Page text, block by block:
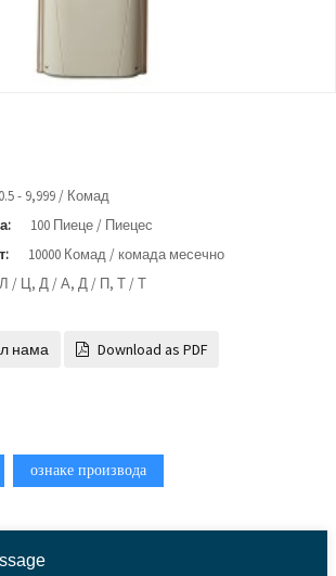
- 9,999 / Комад
100 Пиеце / Пиецес
10000 Комад / комада месечно
Л / Ц, Д / А, Д / П, Т / Т
нама Download as PDF
ознаке производа